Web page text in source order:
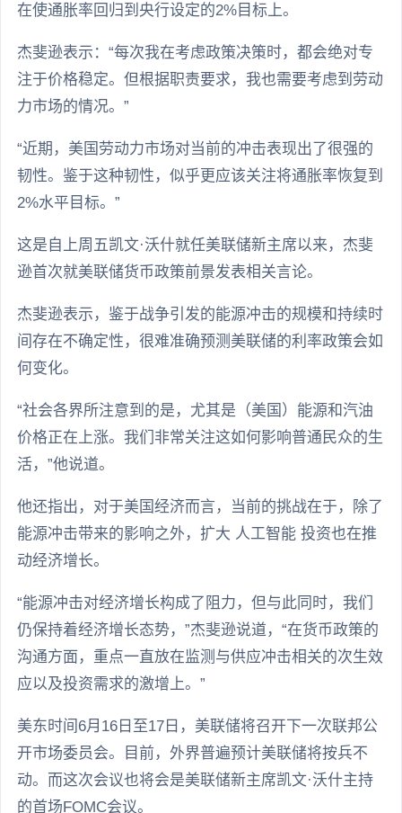
在使通胀率回归到央行设定的2%目标上。
杰斐逊表示：“每次我在考虑政策决策时，都会绝对专
注于价格稳定。但根据职责要求，我也需要考虑到劳动
力市场的情况。”
“近期，美国劳动力市场对当前的冲击表现出了很强的
韧性。鉴于这种韧性，似乎更应该关注将通胀率恢复到
2%水平目标。”
这是自上周五凯文·沃什就任美联储新主席以来，杰斐
逊首次就美联储货币政策前景发表相关言论。
杰斐逊表示，鉴于战争引发的能源冲击的规模和持续时
间存在不确定性，很难准确预测美联储的利率政策会如
何变化。
“社会各界所注意到的是，尤其是（美国）能源和汽油
价格正在上涨。我们非常关注这如何影响普通民众的生
活，”他说道。
他还指出，对于美国经济而言，当前的挑战在于，除了
能源冲击带来的影响之外，扩大 人工智能 投资也在推
动经济增长。
“能源冲击对经济增长构成了阻力，但与此同时，我们
仍保持着经济增长态势，”杰斐逊说道，“在货币政策的
沟通方面，重点一直放在监测与供应冲击相关的次生效
应以及投资需求的激增上。”
美东时间6月16日至17日，美联储将召开下一次联邦公
开市场委员会。目前，外界普遍预计美联储将按兵不
动。而这次会议也将会是美联储新主席凯文·沃什主持
的首场FOMC会议。